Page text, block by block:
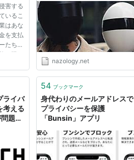
害する
いるこ
はあな
を支払
たちは
な限り
ます。
この
nazology.net
ライバ
考える
題だ
54 ブックマーク
身代わりのメールアドレスで
プライバシーを保護
「Bunsin」アプリ